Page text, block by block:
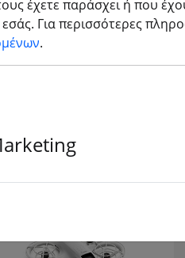
έχετε παράσχει ή που
Για περισσότερες
.